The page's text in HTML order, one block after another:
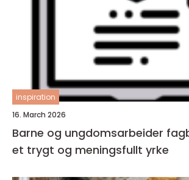
inspiration
16. March 2026
Barne og ungdomsarbeider fagbrev
et trygt og meningsfullt yrke